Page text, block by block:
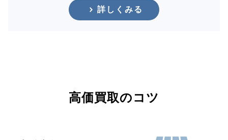
詳しくみる
高価買取のコツ